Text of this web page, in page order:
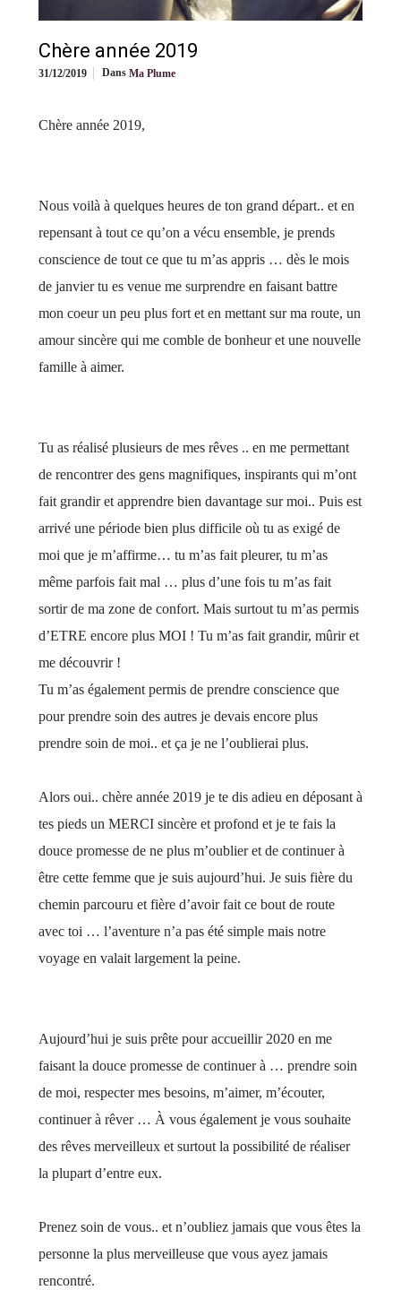
Chère année 2019
31/12/2019 Dans Ma Plume
Chère année 2019,
Nous voilà à quelques heures de ton grand départ.. et en
repensant à tout ce qu’on a vécu ensemble, je prends
conscience de tout ce que tu m’as appris … dès le mois
de janvier tu es venue me surprendre en faisant battre
mon coeur un peu plus fort et en mettant sur ma route, un
amour sincère qui me comble de bonheur et une nouvelle
famille à aimer.
Tu as réalisé plusieurs de mes rêves .. en me permettant
de rencontrer des gens magnifiques, inspirants qui m’ont
fait grandir et apprendre bien davantage sur moi.. Puis est
arrivé une période bien plus difficile où tu as exigé de
moi que je m’affirme… tu m’as fait pleurer, tu m’as
même parfois fait mal … plus d’une fois tu m’as fait
sortir de ma zone de confort. Mais surtout tu m’as permis
d’ETRE encore plus MOI ! Tu m’as fait grandir, mûrir et
me découvrir !
Tu m’as également permis de prendre conscience que
pour prendre soin des autres je devais encore plus
prendre soin de moi.. et ça je ne l’oublierai plus.
Alors oui.. chère année 2019 je te dis adieu en déposant à
tes pieds un MERCI sincère et profond et je te fais la
douce promesse de ne plus m’oublier et de continuer à
être cette femme que je suis aujourd’hui. Je suis fière du
chemin parcouru et fière d’avoir fait ce bout de route
avec toi … l’aventure n’a pas été simple mais notre
voyage en valait largement la peine.
Aujourd’hui je suis prête pour accueillir 2020 en me
faisant la douce promesse de continuer à … prendre soin
de moi, respecter mes besoins, m’aimer, m’écouter,
continuer à rêver … À vous également je vous souhaite
des rêves merveilleux et surtout la possibilité de réaliser
la plupart d’entre eux.
Prenez soin de vous.. et n’oubliez jamais que vous êtes la
personne la plus merveilleuse que vous ayez jamais
rencontré.